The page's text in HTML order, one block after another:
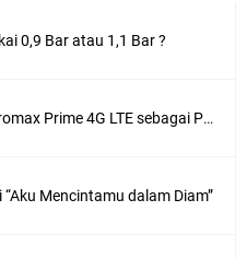
0,9 Bar atau 1,1 Bar ?
Cara Menjadikan HP Andromax Prime 4G LTE sebagai Perangkat Wifi Hotspot
Mencintamu dalam Diam”